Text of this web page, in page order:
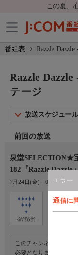
この夏、
番組表 Razzle
エラー
通信に
Razzle
テージ
放送スケジュー
前回の放送
泉堂SELECTION★
182『Razzle Dazzle
7月24日(金) 08:30〜09:00
オプショ
Ch.760
タカラ
このチャンネルのご視
必要となります。